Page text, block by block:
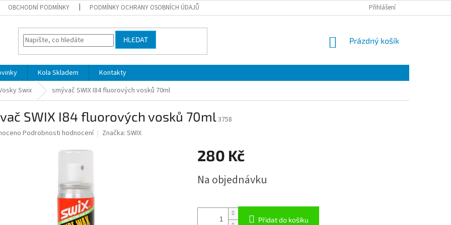
OBCHODNÍ PODMÍNKY PODMÍNKY OCHRANY OSOBNÍCH ÚDAJŮ Přihlášení
HLEDAT
NÁKUPNÍ
Prázdný košík
Kola Skladem
Kontakty
Swix smývač SWIX I84 fluorových vosků 70ml
SWIX I84 fluorových vosků 70ml3758
Podrobnosti hodnocení Značka: SWIX
280 Kč
cena:
Na objednávku
Přidat do košíku